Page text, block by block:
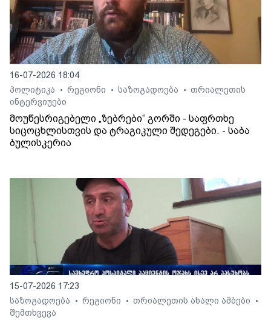
16-07-2026 18:04
პოლიტიკა
• რეგიონი • საზოგადოება • თრიალეთის
ინტერვიუები
მოუწესრიგებელი „ზებრები“ გორში - საფრთხე
სიცოცხლისთვის და ტრაგიკული შედეგები. - საბა
ბულისკერია
15-07-2026 17:23
საზოგადოება
• რეგიონი • თრიალეთის ახალი ამბები •
შემთხვევა